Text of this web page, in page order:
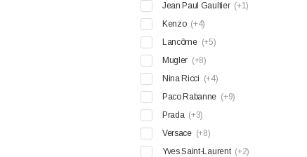
Jean Paul Gaultier (+1)
Kenzo (+4)
Lancôme (+5)
Mugler (+8)
Nina Ricci (+4)
Paco Rabanne (+9)
Prada (+3)
Versace (+8)
Yves Saint-Laurent (+2)